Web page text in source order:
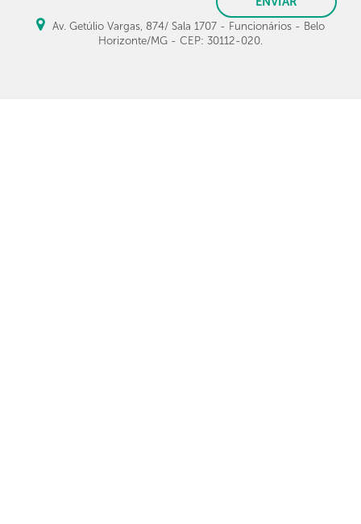
Av. Getúlio Vargas, 874/ Sala 1707 - Funcionários - Belo
Horizonte/MG - CEP: 30112-020.